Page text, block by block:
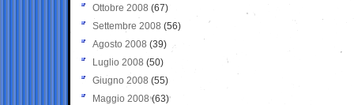
Ottobre 2008 (67)
Settembre 2008 (56)
Agosto 2008 (39)
Luglio 2008 (50)
Giugno 2008 (55)
Maggio 2008(63)